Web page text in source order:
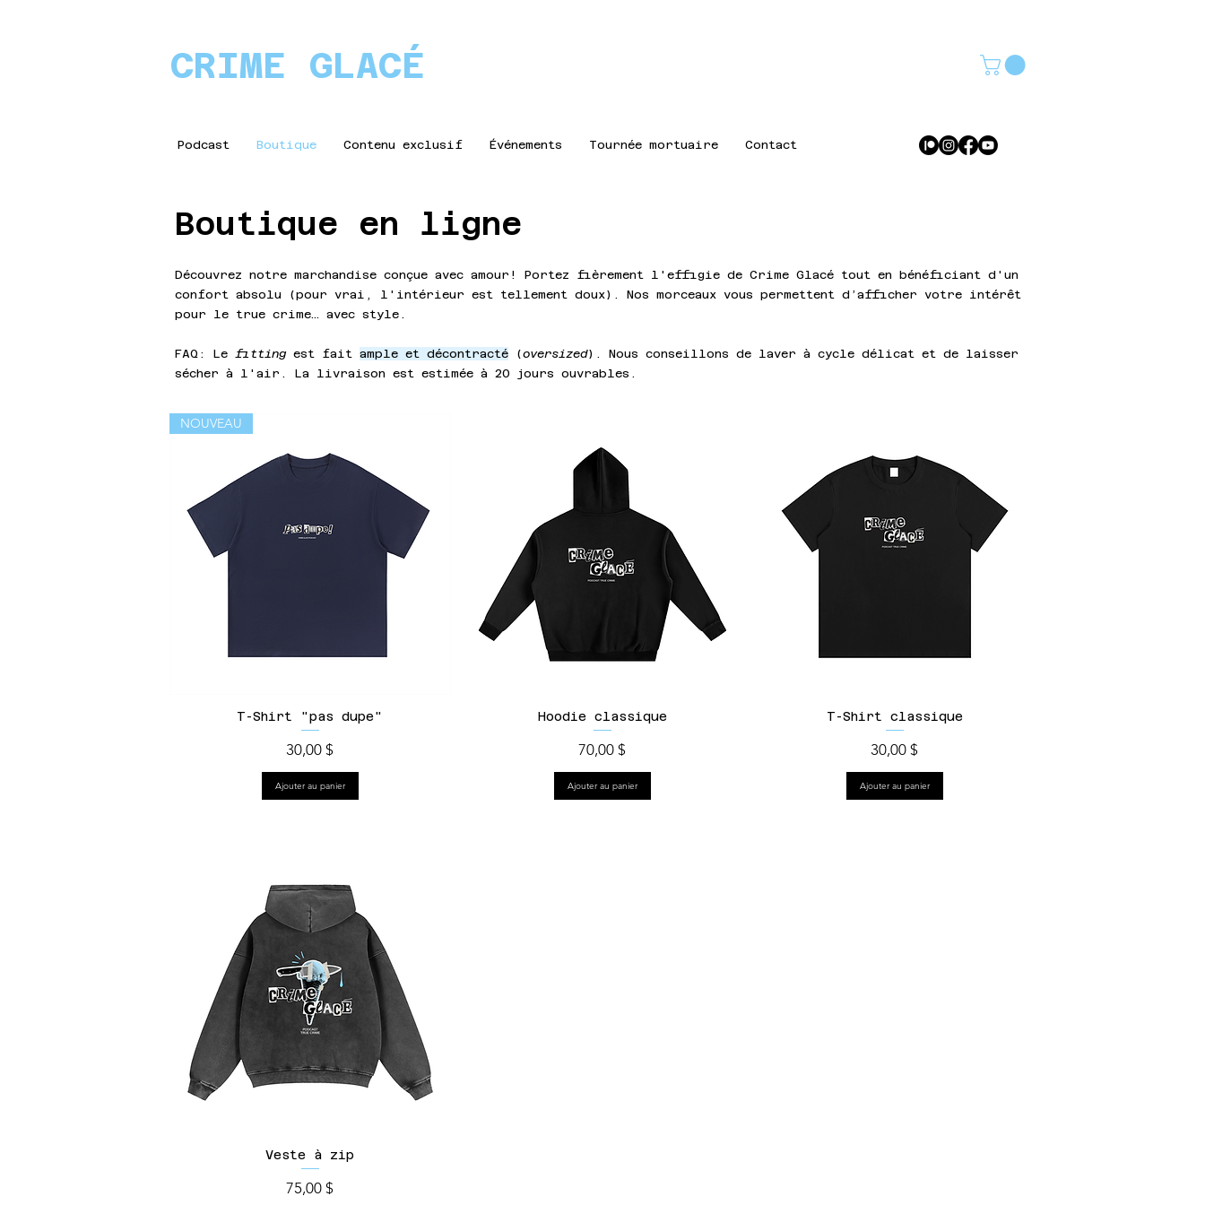
CRIME GLACÉ
Podcast Boutique Contenu exclusif Événements Tournée mortuaire Contact
Boutique en ligne
Découvrez notre marchandise conçue avec amour! Portez fièrement l'effigie de Crime Glacé tout en bénéficiant d'un
confort absolu (pour vrai, l'intérieur est tellement doux). Nos morceaux vous permettent d’afficher votre intérêt
pour le true crime… avec style.
FAQ: Le fittingest fait ample et décontracté (oversized). Nous conseillons de laver à cycle délicat et de laisser
sécher à l'air. La livraison est estimée à 20 jours ouvrables.
NOUVEAU
T-Shirt "pas dupe"
Prix
30,00 $
Ajouter au panier
Hoodie classique
Prix
70,00 $
Ajouter au panier
T-Shirt classique
Prix
30,00 $
Ajouter au panier
Veste à zip
Prix
75,00 $